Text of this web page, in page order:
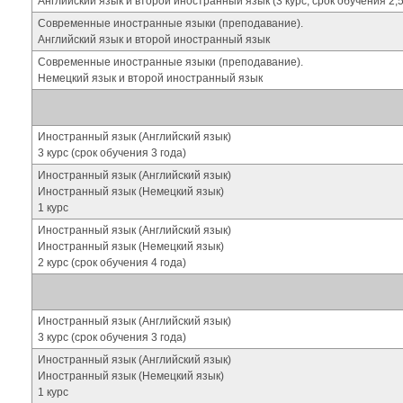
Современные иностранные языки (преподавание).
Английский язык и второй иностранный язык
Современные иностранные языки (преподавание).
Немецкий язык и второй иностранный язык
Иностранный язык (Английский язык)
3 курс (срок обучения 3 года)
Иностранный язык (Английский язык)
Иностранный язык (Немецкий язык)
1 курс
Иностранный язык (Английский язык)
Иностранный язык (Немецкий язык)
2 курс (срок обучения 4 года)
Иностранный язык (Английский язык)
3 курс (срок обучения 3 года)
Иностранный язык (Английский язык)
Иностранный язык (Немецкий язык)
1 курс